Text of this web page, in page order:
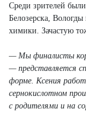
Среди зрителей
Белозерска,
химики. Зачастую
— Мы финалисты
— представляется
форме. Ксения
сернокислотном
с родителями и на